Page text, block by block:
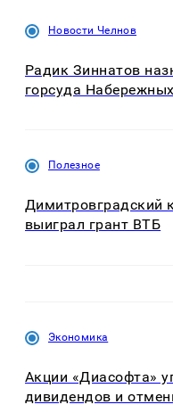
Новости Челнов
Радик Зиннатов
горсуда
Полезное
Димитровградский
выиграл грант ВТБ
Экономика
Акции «Диасофта»
дивидендов и